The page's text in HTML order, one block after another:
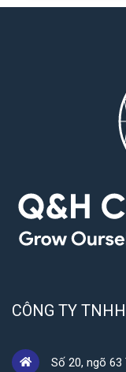
CÔNG TY
Số 20, ngõ 63